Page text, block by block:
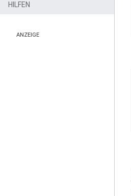
HILFEN
ANZEIGE